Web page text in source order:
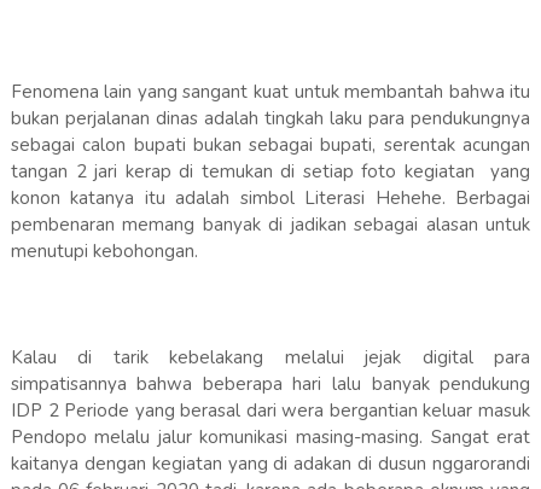
Fenomena lain yang sangant kuat untuk membantah bahwa itu
bukan perjalanan dinas adalah tingkah laku para pendukungnya
sebagai calon bupati bukan sebagai bupati, serentak acungan
tangan 2 jari kerap di temukan di setiap foto kegiatan yang
konon katanya itu adalah simbol Literasi Hehehe. Berbagai
pembenaran memang banyak di jadikan sebagai alasan untuk
menutupi kebohongan.
Kalau di tarik kebelakang melalui jejak digital para
simpatisannya bahwa beberapa hari lalu banyak pendukung
IDP 2 Periode yang berasal dari wera bergantian keluar masuk
Pendopo melalu jalur komunikasi masing-masing. Sangat erat
kaitanya dengan kegiatan yang di adakan di dusun nggarorandi